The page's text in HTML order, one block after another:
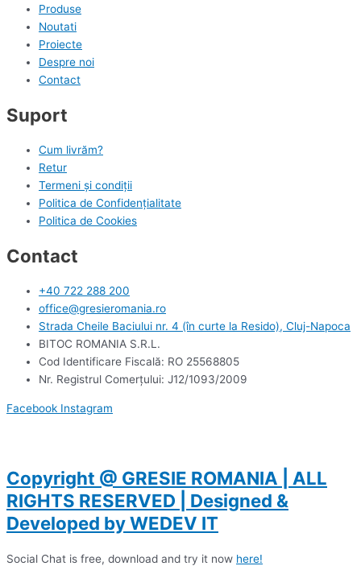
Produse
Noutati
Proiecte
Despre noi
Contact
Suport
Cum livrăm?
Retur
Termeni și condiții
Politica de Confidențialitate
Politica de Cookies
Contact
+40 722 288 200
office@gresieromania.ro
Strada Cheile Baciului nr. 4 (în curte la Resido), Cluj-Napoca
BITOC ROMANIA S.R.L.
Cod Identificare Fiscală: RO 25568805
Nr. Registrul Comerţului: J12/1093/2009
Facebook Instagram
Copyright @ GRESIE ROMANIA | ALL
RIGHTS RESERVED | Designed &
Developed by WEDEV IT
Social Chat is free, download and try it now here!